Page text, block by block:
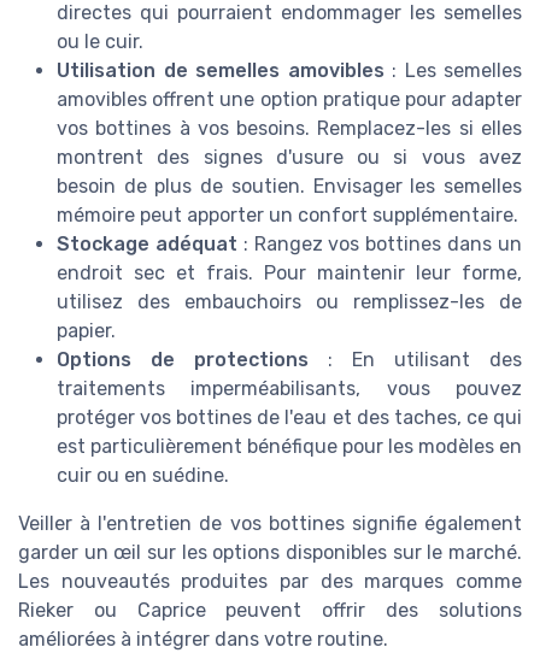
directes qui pourraient endommager les semelles
ou le cuir.
Utilisation de semelles amovibles : Les semelles
amovibles offrent une option pratique pour adapter
vos bottines à vos besoins. Remplacez-les si elles
montrent des signes d'usure ou si vous avez
besoin de plus de soutien. Envisager les semelles
mémoire peut apporter un confort supplémentaire.
Stockage adéquat : Rangez vos bottines dans un
endroit sec et frais. Pour maintenir leur forme,
utilisez des embauchoirs ou remplissez-les de
papier.
Options de protections : En utilisant des
traitements imperméabilisants, vous pouvez
protéger vos bottines de l'eau et des taches, ce qui
est particulièrement bénéfique pour les modèles en
cuir ou en suédine.
Veiller à l'entretien de vos bottines signifie également
garder un œil sur les options disponibles sur le marché.
Les nouveautés produites par des marques comme
Rieker ou Caprice peuvent offrir des solutions
améliorées à intégrer dans votre routine.